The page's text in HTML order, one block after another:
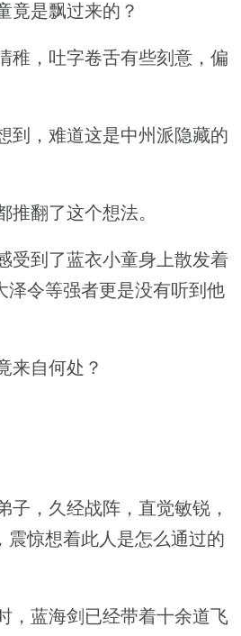
是飘过来的？
，吐字卷舌有些刻意，偏
，难道这是中州派隐藏的
翻了这个想法。
到了蓝衣小童身上散发着
泽令等强者更是没有听到他
自何处？
，久经战阵，直觉敏锐，
震惊想着此人是怎么通过的
蓝海剑已经带着十余道飞